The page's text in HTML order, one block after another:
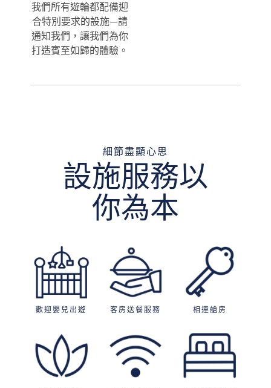
我們所有遊輪都配備迎
合特別要求的設施—請
通知我們，讓我們為你
打造賓至如歸的體驗。
細節盡顯心思
設施服務以
你為本
歡迎嬰兒出遊 客房送餐服務 相連艙房